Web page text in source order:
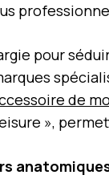
pour
de
»,